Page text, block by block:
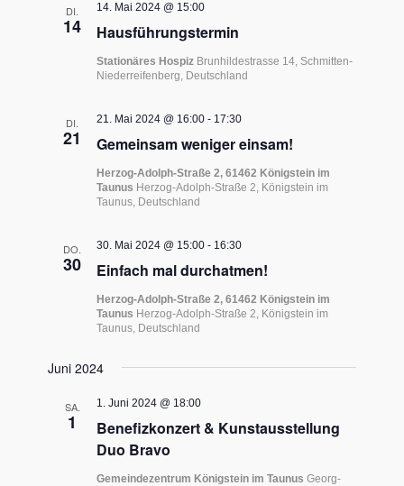
DI.
14 Hausführungstermin
14. Mai 2024 @ 15:00
Stationäres Hospiz Brunhildestrasse 14, Schmitten-
Niederreifenberg, Deutschland
DI.
21 Gemeinsam weniger einsam!
21. Mai 2024 @ 16:00 - 17:30
Herzog-Adolph-Straße 2, 61462 Königstein im
Taunus Herzog-Adolph-Straße 2, Königstein im
Taunus, Deutschland
DO.
30 Einfach mal durchatmen!
30. Mai 2024 @ 15:00 - 16:30
Herzog-Adolph-Straße 2, 61462 Königstein im
Taunus Herzog-Adolph-Straße 2, Königstein im
Taunus, Deutschland
Juni 2024
SA.
1
Benefizkonzert & Kunstausstellung
Duo Bravo
1. Juni 2024 @ 18:00
Gemeindezentrum Königstein im TaunusGeorg-